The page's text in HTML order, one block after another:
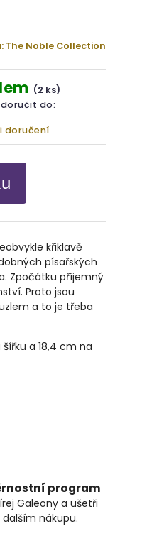
The Noble Collection
(2 ks)
doručit do:
doručení
křiklavě
písařských
Zpočátku příjemný
Proto jsou
a to je třeba
a 18,4 cm na
program
Galeony a ušetři
dalším nákupu.